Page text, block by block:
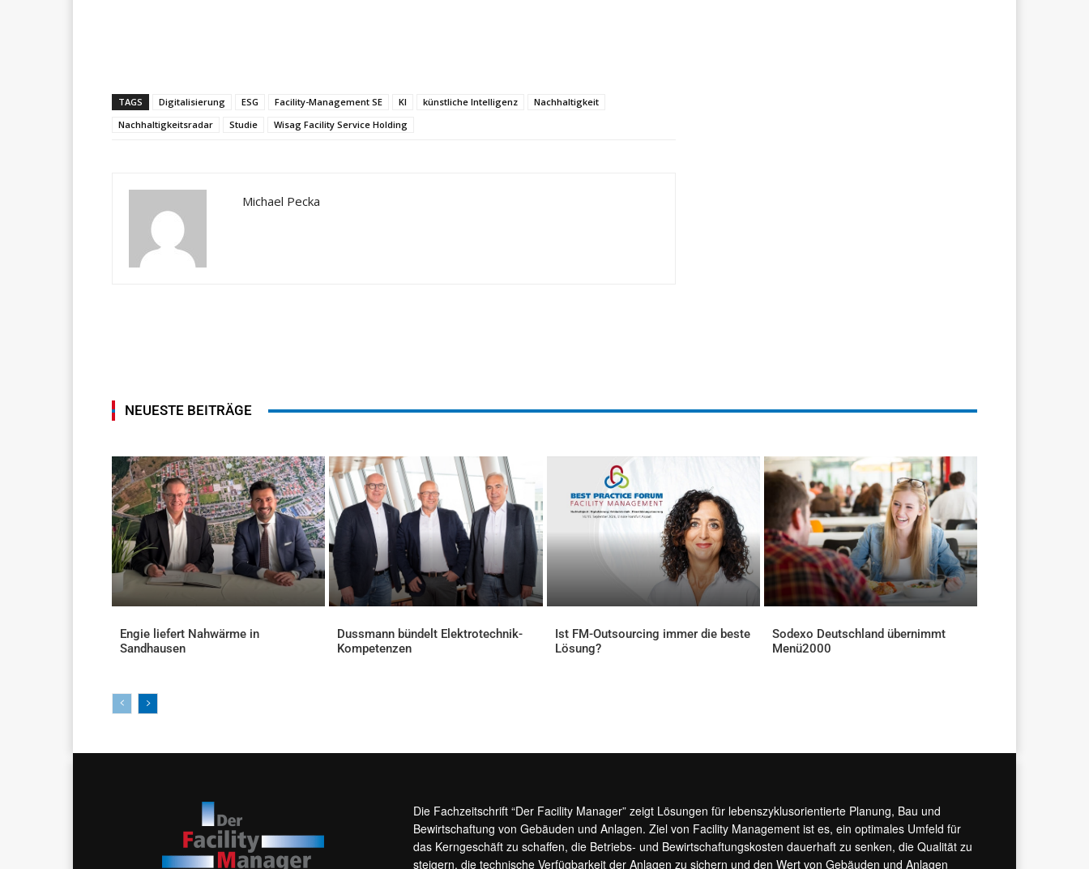
TAGS Digitalisierung ESG Facility-Management SE KI künstliche Intelligenz
Nachhaltigkeit
Nachhaltigkeitsradar
Studie Wisag Facility Service Holding
Michael Pecka
NEUESTE BEITRÄGE
Engie liefert Nahwärme in
Sandhausen
Dussmann bündelt Elektrotechnik-
Kompetenzen
Ist FM-Outsourcing immer die beste
Lösung?
Sodexo Deutschland übernimmt
Menü2000
Die Fachzeitschrift “Der Facility Manager” zeigt Lösungen für lebenszyklusorientierte Planung, Bau und
Bewirtschaftung von Gebäuden und Anlagen. Ziel von Facility Management ist es, ein optimales Umfeld für
das Kerngeschäft zu schaffen, die Betriebs- und Bewirtschaftungskosten dauerhaft zu senken, die Qualität zu
steigern, die technische Verfügbarkeit der Anlagen zu sichern und den Wert von Gebäuden und Anlagen